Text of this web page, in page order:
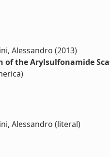
Alessandro (2013)
of the Arylsulfonamide
Alessandro (literal)